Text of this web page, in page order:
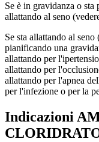
Se è in gravidanza o sta
allattando al seno
Se sta allattando al seno
pianificando una
allattando per
allattando per
allattando per l'apnea
per l'infezione o per la
Indicazioni